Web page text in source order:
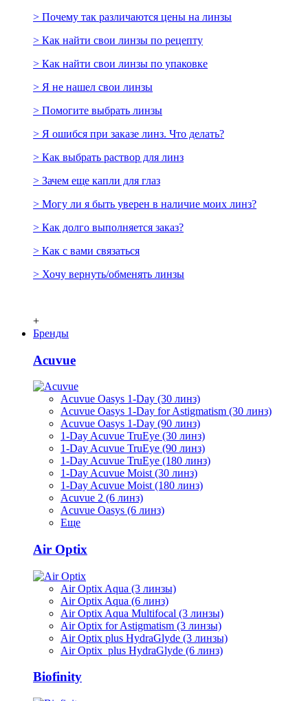
> Почему так различаются цены на линзы
> Как найти свои линзы по рецепту
> Как найти свои линзы по упаковке
> Я не нашел свои линзы
> Помогите выбрать линзы
> Я ошибся при заказе линз. Что делать?
> Как выбрать раствор для линз
> Зачем еще капли для глаз
> Могу ли я быть уверен в наличие моих линз?
> Как долго выполняется заказ?
> Как с вами связаться
> Хочу вернуть/обменять линзы
+
Бренды
Acuvue
Acuvue Oasys 1-Day (30 линз)
Acuvue Oasys 1-Day for Astigmatism (30 линз)
Acuvue Oasys 1-Day (90 линз)
1-Day Acuvue TruEye (30 линз)
1-Day Acuvue TruEye (90 линз)
1-Day Acuvue TruEye (180 линз)
1-Day Acuvue Moist (30 линз)
1-Day Acuvue Moist (180 линз)
Acuvue 2 (6 линз)
Acuvue Oasys (6 линз)
Еще
Air Optix
Air Optix Aqua (3 линзы)
Air Optix Aqua (6 линз)
Air Optix Aqua Multifocal (3 линзы)
Air Optix for Astigmatism (3 линзы)
Air Optix plus HydraGlyde (3 линзы)
Air Optix plus HydraGlyde (6 линз)
Biofinity